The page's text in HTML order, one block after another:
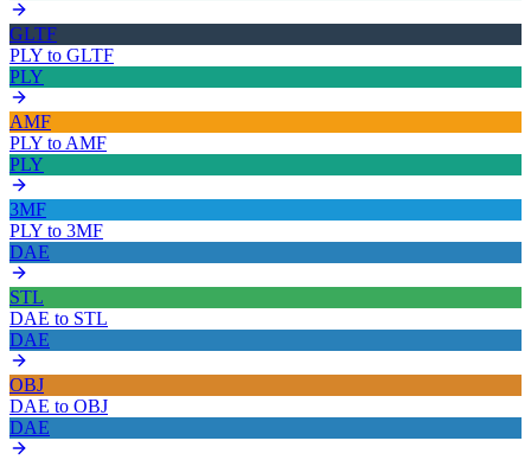
GLTF
PLY to GLTF
PLY
AMF
PLY to AMF
PLY
3MF
PLY to 3MF
DAE
STL
DAE to STL
DAE
OBJ
DAE to OBJ
DAE